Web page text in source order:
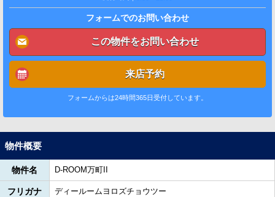
フォームでのお問い合わせ
この物件をお問い合わせ
来店予約
フォームからは24時間365日受付しています。
物件概要
物件名 D-ROOM万町II
フリガナ ディールームヨロズチョウツー